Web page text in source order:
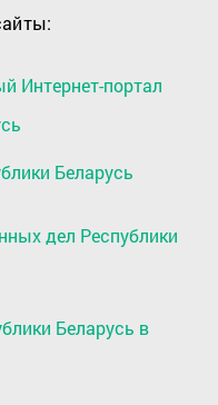
Интернет-портал
Беларусь
дел Республики
Беларусь в